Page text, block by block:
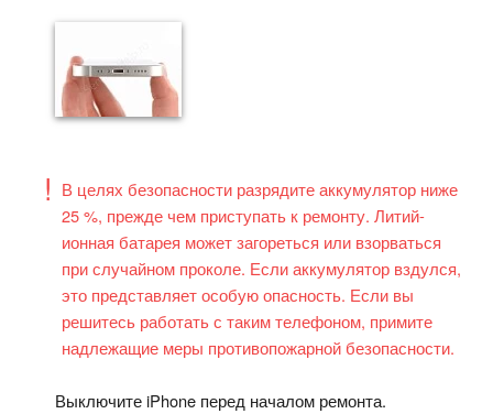
В целях безопасности разрядите аккумулятор ниже
25 %, прежде чем приступать к ремонту. Литий-
ионная батарея может загореться или взорваться
при случайном проколе. Если аккумулятор вздулся,
это представляет особую опасность. Если вы
решитесь работать с таким телефоном, примите
надлежащие меры противопожарной безопасности.
Выключите iPhone перед началом ремонта.